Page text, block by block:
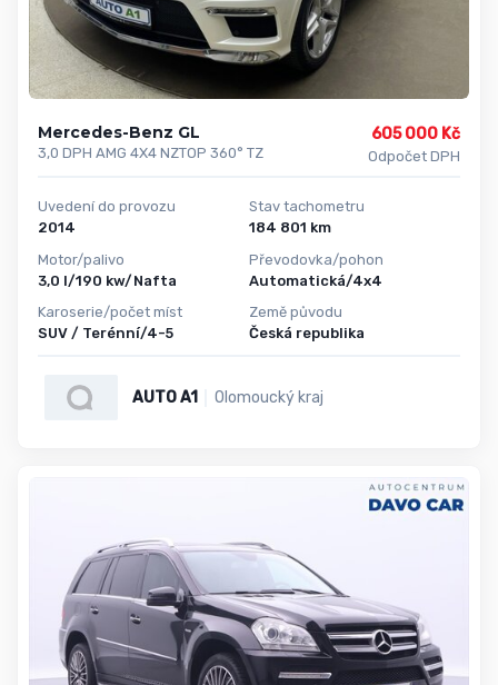
Mercedes-Benz GL
3,0 DPH AMG 4X4 NZTOP 360° TZ
605 000 Kč
Odpočet DPH
Uvedení do provozu
2014
Motor/palivo
3,0 l/190 kw/Nafta
Karoserie/počet míst
SUV / Terénní/4-5
Stav tachometru
184 801 km
Převodovka/pohon
Automatická/4x4
Země původu
Česká republika
AUTO A1 Olomoucký kraj